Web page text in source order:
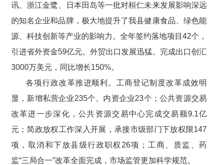
讯、浙江金鹭、日本田岛等一批对桓仁未来发展影响深远
的知名企业和品牌，极大地提升了我县健康食品、绿色能
源、科技创新等产业的影响力。全年签约落地项目42个，
引进省外资金59亿元。外贸出口发展迅猛。完成出口创汇
3000万美元，同比增长150%。
各项行政改革推进顺利。工商登记制度改革成效明
显，新增私营企业235个、内资企业23个；公共资源交易
改革进一步深化，公共资源交易中心完成交易额9.1亿
元；简政放权工作深入开展，承接市级部门下放权限147
项，取消和下放县级行政职权26项；工商、质监、药
监“三局合一”改革全面完成，市场监管更加科学规范。